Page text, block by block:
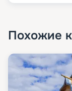
Похожие